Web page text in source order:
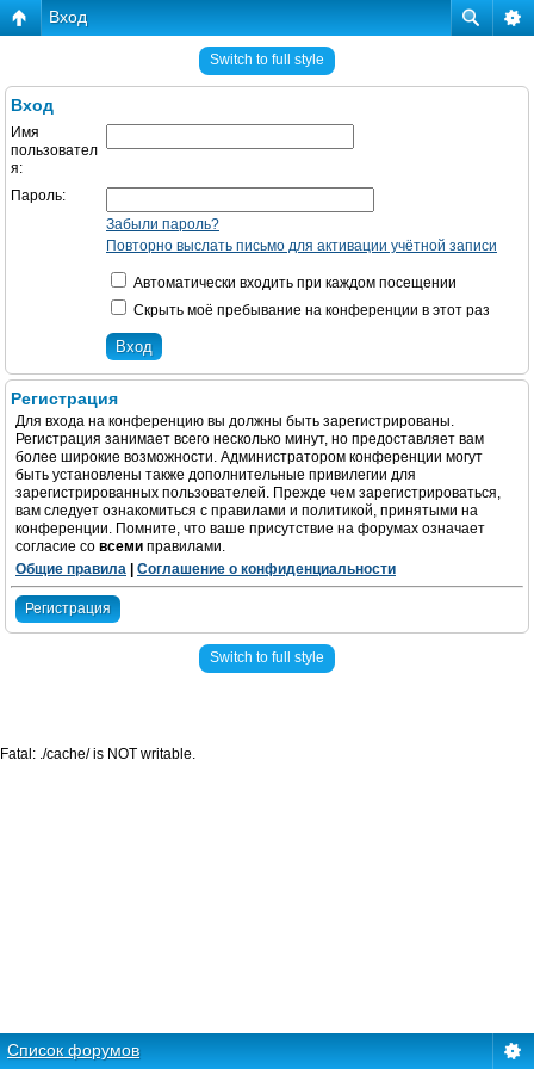
Вход
Switch to full style
Вход
Имя
пользовател
я:
Пароль:
Забыли пароль?
Повторно выслать письмо для активации учётной записи
Автоматически входить при каждом посещении
Скрыть моё пребывание на конференции в этот раз
Регистрация
Для входа на конференцию вы должны быть зарегистрированы.
Регистрация занимает всего несколько минут, но предоставляет вам
более широкие возможности. Администратором конференции могут
быть установлены также дополнительные привилегии для
зарегистрированных пользователей. Прежде чем зарегистрироваться,
вам следует ознакомиться с правилами и политикой, принятыми на
конференции. Помните, что ваше присутствие на форумах означает
согласие со всеми правилами.
Общие правила
Соглашение о конфиденциальности
Регистрация
Switch to full style
Список форумов
Fatal: ./cache/ is NOT writable.